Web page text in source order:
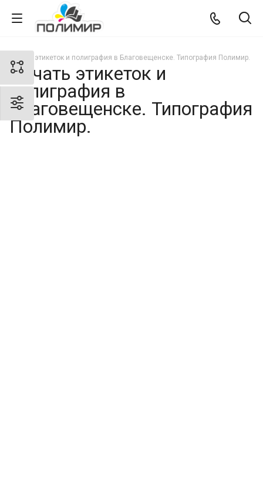
Печать этикеток и полиграфия в Благовещенске. Типография Полимир.
Печать этикеток и
полиграфия в
Благовещенске. Типография
Полимир.